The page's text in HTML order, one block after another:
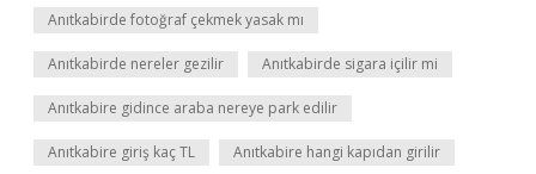
Anıtkabirde fotoğraf çekmek yasak mı
Anıtkabirde nereler gezilir Anıtkabirde sigara içilir mi
Anıtkabire gidince araba nereye park edilir
Anıtkabire giriş kaç TL Anıtkabire hangi kapıdan girilir